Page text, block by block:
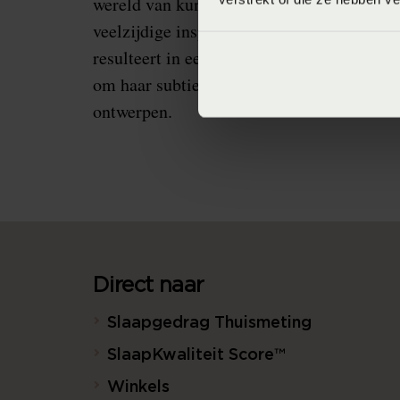
veelzijdige inspiratie die uit al deze
resulteert in een buitengewone en unieke
om haar subtiele gelaagdheid, verfijnde
ontwerpen.
Direct naar
Slaapgedrag Thuismeting
SlaapKwaliteit Score™
Winkels